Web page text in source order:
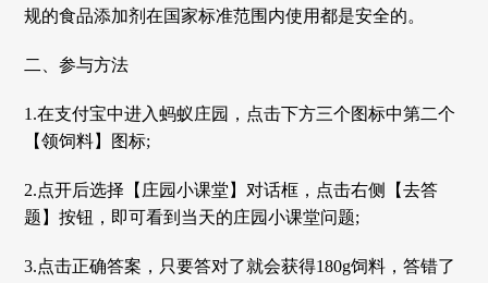
规的食品添加剂在国家标准范围内使用都是安全的。
二、参与方法
1.在支付宝中进入蚂蚁庄园，点击下方三个图标中第二个
【领饲料】图标;
2.点开后选择【庄园小课堂】对话框，点击右侧【去答
题】按钮，即可看到当天的庄园小课堂问题;
3.点击正确答案，只要答对了就会获得180g饲料，答错了